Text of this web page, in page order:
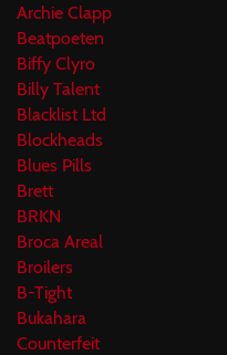
Archie Clapp
Beatpoeten
Biffy Clyro
Billy Talent
Blacklist Ltd
Blockheads
Blues Pills
Brett
BRKN
Broca Areal
Broilers
B-Tight
Bukahara
Counterfeit